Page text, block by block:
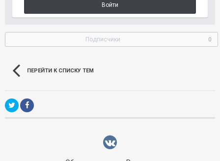
Войти
Подписчики 0
ПЕРЕЙТИ К СПИСКУ ТЕМ